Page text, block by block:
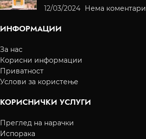
12/03/2024 Нема коментари
ИНФОРМАЦИИ
За нас
Корисни информации
Приватност
Услови за користење
КОРИСНИЧКИ УСЛУГИ
Преглед на нарачки
Испорака